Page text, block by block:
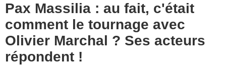
Pax Massilia : au fait, c'était
comment le tournage avec
Olivier Marchal ? Ses acteurs
répondent !